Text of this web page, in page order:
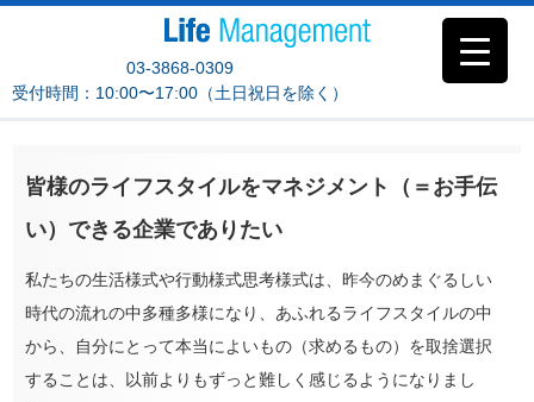
03-3868-0309
受付時間：10:00〜17:00（土日祝日を除く）
皆様のライフスタイルをマネジメント（＝お手伝
い）できる企業でありたい
私たちの生活様式や行動様式思考様式は、昨今のめまぐるしい
時代の流れの中多種多様になり、あふれるライフスタイルの中
から、自分にとって本当によいもの（求めるもの）を取捨選択
することは、以前よりもずっと難しく感じるようになりまし